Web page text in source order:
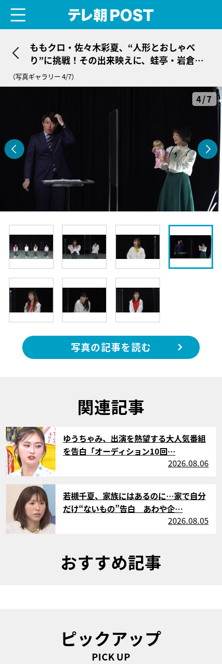
ももクロ・佐々木彩夏、“人形とおしゃべ
り”に挑戦！その出来映えに、蛙亭・岩倉美
里がジェラシー
（写真ギャラリー 4/7）
4/7
写真の記事を読む
関連記事
サムネイル
ゆうちゃみ、出演を熱望する大人気番組
を告白「オーディション10回…
2026.08.06
サムネイル
若槻千夏、家族にはあるのに…家で自分
だけ“ないもの”告白 あわや企…
2026.08.05
おすすめ記事
ピックアップ
PICK UP